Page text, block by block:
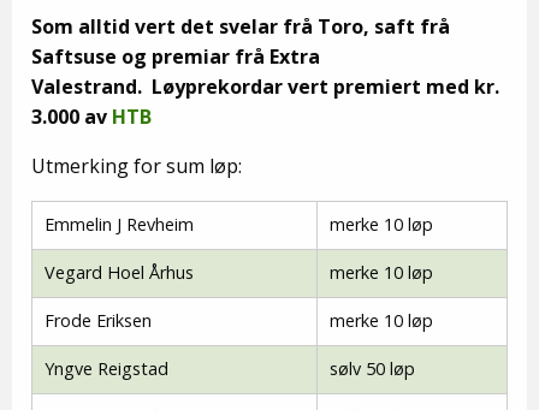
Som alltid vert det svelar frå Toro, saft frå
Saftsuse og premiar frå Extra
Valestrand. Løyprekordar vert premiert med kr.
3.000 av HTB
Utmerking for sum løp:
Emmelin J Revheim merke 10 løp
Vegard Hoel Århus merke 10 løp
Frode Eriksen merke 10 løp
Yngve Reigstad sølv 50 løp